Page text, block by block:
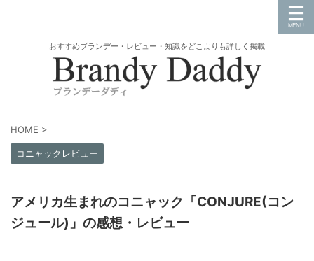
おすすめブランデー・レビュー・知識をどこよりも詳しく掲載
HOME >
コニャックレビュー
アメリカ生まれのコニャック「CONJURE(コン
ジュール)」の感想・レビュー